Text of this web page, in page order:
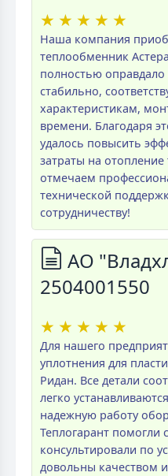
★ ★ ★ ★ ★
Наша компания
теплообменник
полностью
стабильно,
характеристикам,
времени. Благодаря
удалось повысить
затраты на
отмечаем
технической
сотрудничеству!
АО
2504001550
★ ★ ★ ★ ★
Для нашего
уплотнения для
Ридан. Все детали
легко
надежную работу
Теплогарант помогли
консультировали по
довольны качеством